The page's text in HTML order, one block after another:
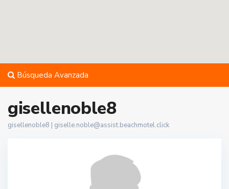
Búsqueda Avanzada
gisellenoble8
gisellenoble8 | giselle.noble@assist.beachmotel.click